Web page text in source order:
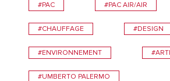
#PAC #PAC AIR/AIR
#CHAUFFAGE #DESIGN
#ENVIRONNEMENT
#UMBERTO PALERMO